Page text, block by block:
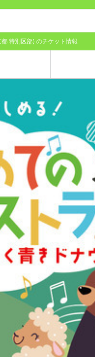
特別区部) のチケット情報